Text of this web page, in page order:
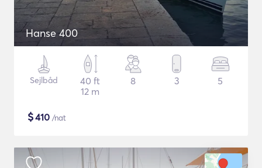
Hanse 400
Sejlbåd
40 ft
12 m
8 3 5
$410 /nat